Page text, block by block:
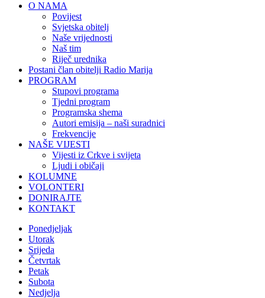
O NAMA
Povijest
Svjetska obitelj
Naše vrijednosti
Naš tim
Riječ urednika
Postani član obitelji Radio Marija
PROGRAM
Stupovi programa
Tjedni program
Programska shema
Autori emisija – naši suradnici
Frekvencije
NAŠE VIJESTI
Vijesti iz Crkve i svijeta
Ljudi i običaji
KOLUMNE
VOLONTERI
DONIRAJTE
KONTAKT
Ponedjeljak
Utorak
Srijeda
Četvrtak
Petak
Subota
Nedjelja